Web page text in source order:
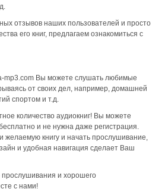
отзывов наших пользователей и просто
его книг, предлагаем ознакомиться с
mp3.com Вы можете слушать любимые
от своих дел, например, домашней
спортом и т.д.
количество аудиокниг! Вы можете
и не нужна даже регистрация.
желаемую книгу и начать прослушивание,
и удобная навигация сделает Ваш
и хорошего
с нами!